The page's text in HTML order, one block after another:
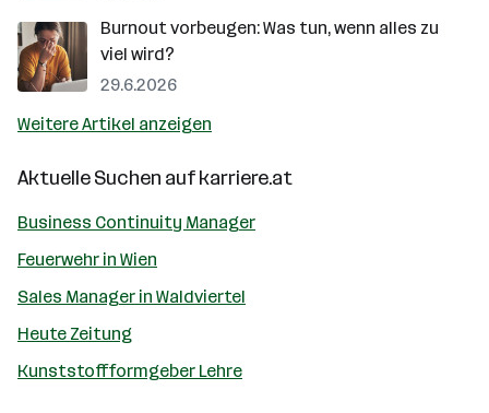
Burnout vorbeugen: Was tun, wenn alles zu
viel wird?
29.6.2026
Weitere Artikel anzeigen
Aktuelle Suchen aufkarriere.at
Business Continuity Manager
Feuerwehr in Wien
Sales Manager in Waldviertel
Heute Zeitung
Kunststoffformgeber Lehre